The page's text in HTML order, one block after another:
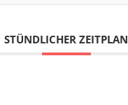
STÜNDLICHER ZEITPLAN